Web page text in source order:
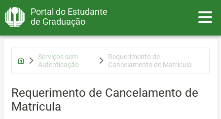
Portal do Estudante
de Graduação
Serviços sem
Autenticação
Requerimento de
Cancelamento de Matrícula
Requerimento de Cancelamento de
Matrícula